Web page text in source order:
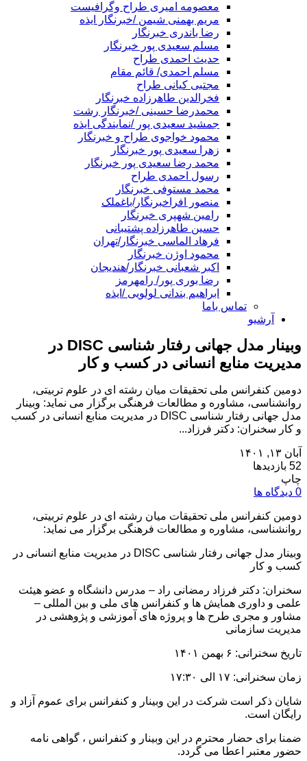
معصومه امیری طراح وگرافیست
مریم بهمنی شیمن /خبرنگار ایذه
رضا باندری خبرنگار
مسلم سعیدی پور خبرنگار
حدیث احمدی طراح
مسلم احمدی/ قائم مقام
مجتبی کیانی طراح
فخرالدین طاهرزاده خبرنگار
محمدرضا حسینی /خبرنگار رشت
جمشید سعیدی پور /نمایندگی ایذه
محمود خواجوی طراح و خبرنگار
زهرا سعیدی پور خبرنگار
محمد رضا سعیدی پور خبرنگار
رسول احمدی طراح
محمد مستوفی خبرنگار
منصور افراخبرنگار/باغملک
رامین شهپری خبرنگار
حسین طاهرزاده پشتیبانی
فرهاد الماسی خبرنگار/تهران
محمود اوژن خبرنگار
اکبر شعبانی خبرنگار/هندیجان
رضا بوری پور/ رامهرمز
ابراهیم بندانی لولویی /ایذه
تماس باما
آرشیو
وبینار مدل جهانی رفتار شناسی DISC در
مدیریت منابع انسانی در کسب و کار
دومین کنفرانس ملی تحقیقات میان رشته ای در علوم تربیتی،
روانشناسی، مشاوره و مطالعات فرهنگی برگزار می نماید: وبینار
مدل جهانی رفتار شناسی DISC در مدیریت منابع انسانی در کسب
و کار سخنران: دکتر فرزاد...
آبان ۱۳, ۱۴۰۱
52 بازدیدها
چاپ
0 دیدگاه ها
دومین کنفرانس ملی تحقیقات میان رشته ای در علوم تربیتی،
روانشناسی، مشاوره و مطالعات فرهنگی برگزار می نماید:
وبینار مدل جهانی رفتار شناسی DISC در مدیریت منابع انسانی در
کسب و کار
سخنران: دکتر فرزاد رمضانی راد – مدرس دانشگاه و عضو هیئت
علمی و داوری همایش ها و کنفرانس های ملی و بین المللی –
مشاور و مجری طرح ها و پروژه های آموزشی و پژوهشی در
مدیریت سازمانی
تاریخ سخنرانی: ۶ بهمن ۱۴۰۱
زمان سخنرانی: ۱۷ الی ۱۷:۳۰
شایان ذکر است شرکت در این وبینار و کنفرانس برای عموم آزاد و
رایگان است.
ضمنا برای حضار محترم در این وبینار و کنفرانس ، گواهی نامه
حضور معتبر اعطا می گردد.